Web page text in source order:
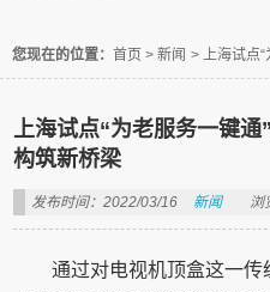
您现在的位置： 首页 > 新闻 > 上海试点
上海试点“为老服务一键
构筑新桥梁
发布时间：2022/03/16 新闻 浏
通过对电视机顶盒这一传